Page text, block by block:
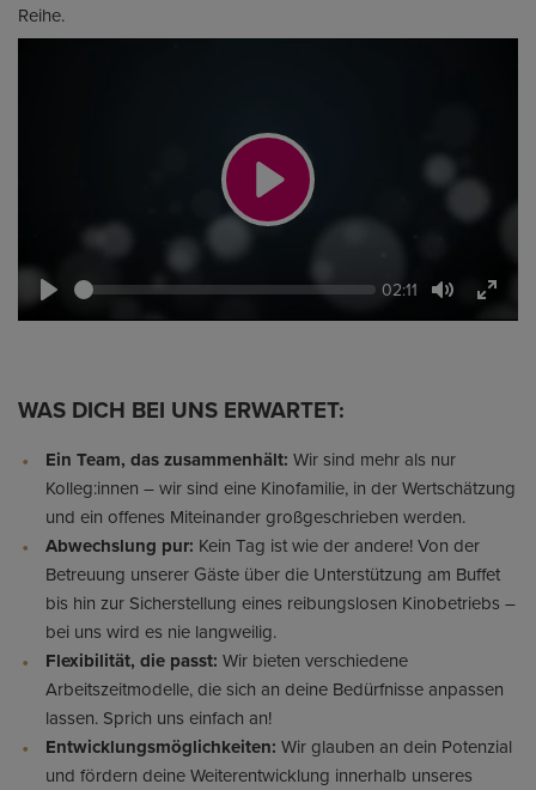
Reihe.
Play
Seek Current
02:11
Mute
WAS DICH BEI UNS ERWARTET:
Ein Team, das zusammenhält: Wir sind mehr als nur
Kolleg:innen – wir sind eine Kinofamilie, in der Wertschätzung
und ein offenes Miteinander großgeschrieben werden.
Abwechslung pur: Kein Tag ist wie der andere! Von der
Betreuung unserer Gäste über die Unterstützung am Buffet
bis hin zur Sicherstellung eines reibungslosen Kinobetriebs –
bei uns wird es nie langweilig.
Flexibilität, die passt: Wir bieten verschiedene
Arbeitszeitmodelle, die sich an deine Bedürfnisse anpassen
lassen. Sprich uns einfach an!
Entwicklungsmöglichkeiten: Wir glauben an dein Potenzial
und fördern deine Weiterentwicklung innerhalb unseres